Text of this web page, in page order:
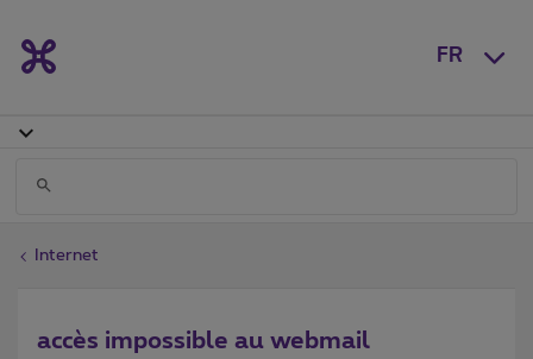
FR
Internet
accès impossible au webmail